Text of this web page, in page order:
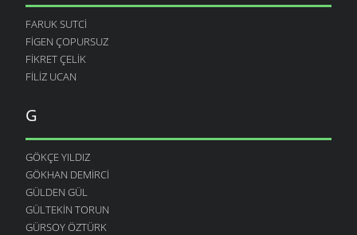
FARUK SUTCI
FIGEN ÇOPURSUZ
FIKRET ÇELIK
FILIZ UCAN
G
GÖKÇE YILDIZ
GÖKHAN DEMIRCI
GÜLDEN GÜL
GÜLTEKIN TORUN
GÜRSOY ÖZTÜRK